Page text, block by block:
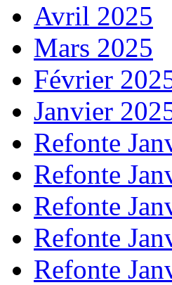
Avril 2025
Mars 2025
Février
Janvier
Refonte
Refonte
Refonte
Refonte
Refonte